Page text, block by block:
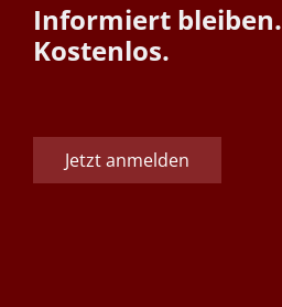
Informiert bleiben.
Kostenlos.
Jetzt anmelden